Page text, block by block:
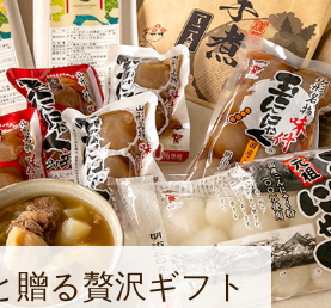
贈る贅沢ギフト